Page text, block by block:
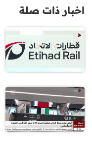
اخبار ذات صلة